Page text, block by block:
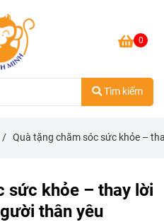
0
Tìm kiếm
/ Quà tặng chăm sóc sức khỏe –
sức khỏe – thay lời
thân yêu